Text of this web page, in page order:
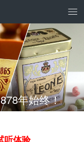
年始终！